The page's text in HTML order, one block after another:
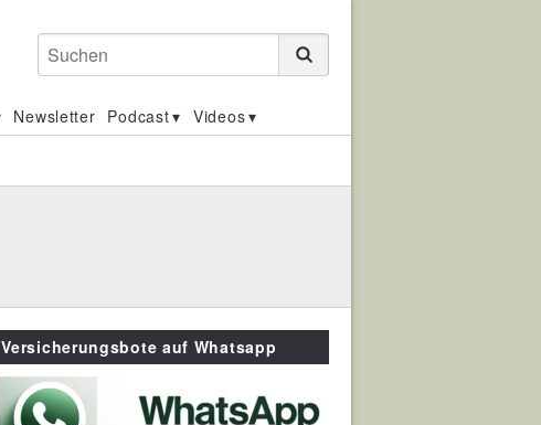
Suchen
Newsletter Podcast Videos
Versicherungsbote auf Whatsapp